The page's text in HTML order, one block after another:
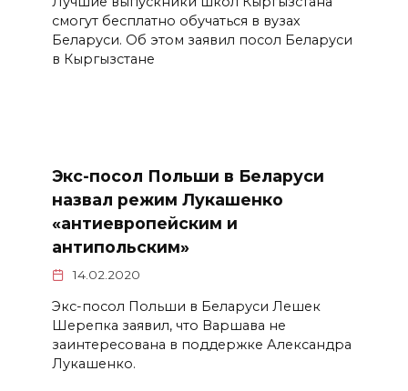
смогут бесплатно обучаться в вузах
Беларуси. Об этом заявил посол Беларуси
в Кыргызстане
Экс-посол Польши в Беларуси
назвал режим Лукашенко
«антиевропейским и
антипольским»
14.02.2020
Экс-посол Польши в Беларуси Лешек
Шерепка заявил, что Варшава не
заинтересована в поддержке Александра
Лукашенко.